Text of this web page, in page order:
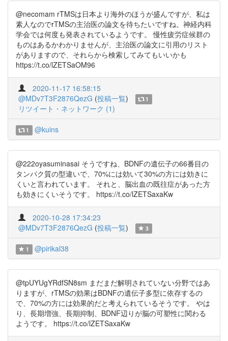
@necomam rTMSは日本より海外のほうが盛んですが、私は
素人なのでrTMSの主治医の論文を待ちたいですね。神経内科
学会では何度も発表されているようです。 慢性疲労症候群の
ものはあるかわかりませんが、主治医の論文に引用のリスト
がありますので、それらから検索してみてもいいかも
https://t.co/lZETSaOM96
2020-11-17 16:58:15
@MDv7T3F2876QezG (投稿一覧) 1
リツイート・ネットワーク (1)
1 @kuins
@222oyasuminasai そうですね、BDNFの遺伝子の66番目の
タンパク質の型違いで、70%には効いて30%の方には効きに
くいと言われています。 それと、脳出血の既往症があった方
も効きにくいそうです。 https://t.co/lZETSaxaKw
2020-10-28 17:34:23
@MDv7T3F2876QezG (投稿一覧) 3
1 @pirikal38
@tpUYUgYRdfSN8sm まだまだ解明されていない分野ではあ
りますが、rTMSの効果はBDNFの遺伝子多型に依存するの
で、70%の方には効果的だと考えられているそうです。 やは
り、長期増強、長期抑制、BDNF辺りが脳の可塑性に関わる
ようです。 https://t.co/lZETSaxaKw